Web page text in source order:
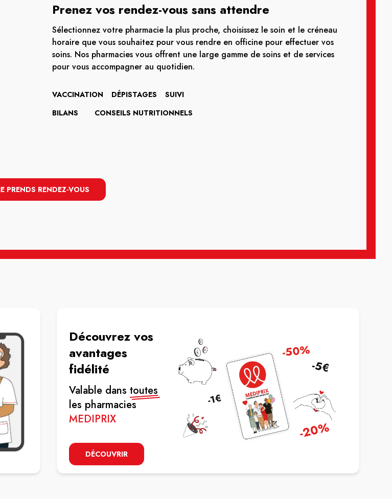
Prenez vos rendez-vous sans attendre
Sélectionnez votre pharmacie la plus proche, choisissez le soin et le créneau
horaire que vous souhaitez pour vous rendre en officine pour effectuer vos
soins. Nos pharmacies vous offrent une large gamme de soins et de services
pour vous accompagner au quotidien.
VACCINATION DÉPISTAGES
SUIVI
BILANS
CONSEILS NUTRITIONNELS
PRENDS RENDEZ-VOUS
Découvrez vos
avantages
fidélité
Valable dans toutes
les pharmacies
MEDIPRIX
DÉCOUVRIR